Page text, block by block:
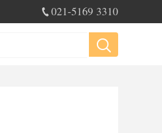
021-5169 3310